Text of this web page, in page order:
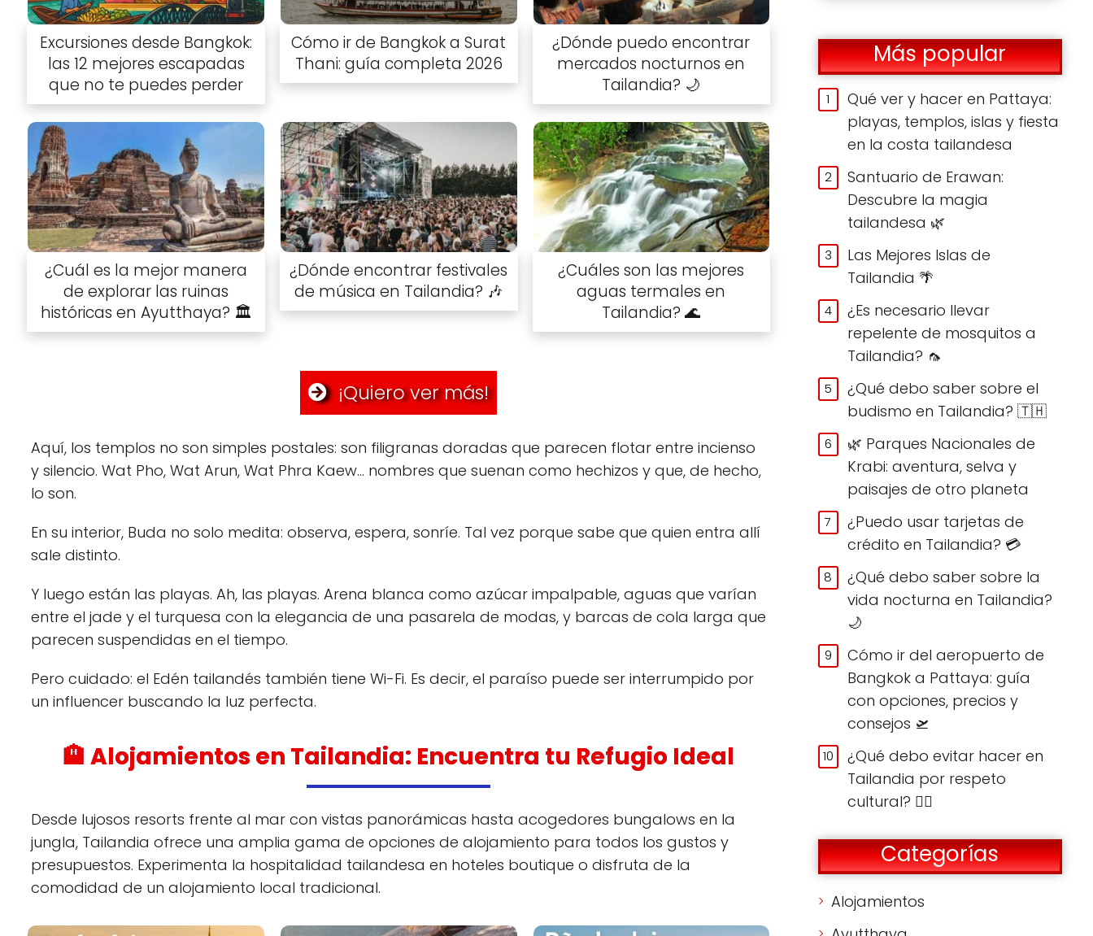
Excursiones desde Bangkok:
las 12 mejores escapadas
que no te puedes perder
Cómo ir de Bangkok a Surat
Thani: guía completa 2026
¿Dónde puedo encontrar
mercados nocturnos en
Tailandia? 🌙
¿Cuál es la mejor manera
de explorar las ruinas
históricas en Ayutthaya? 🏛️
¿Dónde encontrar festivales
de música en Tailandia? 🎶
¿Cuáles son las mejores
aguas termales en
Tailandia? 🌊
¡Quiero ver más!
Aquí, los templos no son simples postales: son filigranas doradas que parecen flotar entre incienso
y silencio. Wat Pho, Wat Arun, Wat Phra Kaew… nombres que suenan como hechizos y que, de hecho,
lo son.
En su interior, Buda no solo medita: observa, espera, sonríe. Tal vez porque sabe que quien entra allí
sale distinto.
Y luego están las playas. Ah, las playas. Arena blanca como azúcar impalpable, aguas que varían
entre el jade y el turquesa con la elegancia de una pasarela de modas, y barcas de cola larga que
parecen suspendidas en el tiempo.
Pero cuidado: el Edén tailandés también tiene Wi-Fi. Es decir, el paraíso puede ser interrumpido por
un influencer buscando la luz perfecta.
🏨 Alojamientos en Tailandia: Encuentra tu Refugio Ideal
Desde lujosos resorts frente al mar con vistas panorámicas hasta acogedores bungalows en la
jungla, Tailandia ofrece una amplia gama de opciones de alojamiento para todos los gustos y
presupuestos. Experimenta la hospitalidad tailandesa en hoteles boutique o disfruta de la
comodidad de un alojamiento local tradicional.
Más popular
Qué ver y hacer en Pattaya:
playas, templos, islas y fiesta
en la costa tailandesa
Santuario de Erawan:
Descubre la magia
tailandesa 🌿
Las Mejores Islas de
Tailandia 🌴
¿Es necesario llevar
repelente de mosquitos a
Tailandia? 🦟
¿Qué debo saber sobre el
budismo en Tailandia? 🇹🇭
🌿 Parques Nacionales de
Krabi: aventura, selva y
paisajes de otro planeta
¿Puedo usar tarjetas de
crédito en Tailandia? 💳
¿Qué debo saber sobre la
vida nocturna en Tailandia?
🌙
Cómo ir del aeropuerto de
Bangkok a Pattaya: guía
con opciones, precios y
consejos 🛫
¿Qué debo evitar hacer en
Tailandia por respeto
cultural? 🙅‍♀️
Categorías
Alojamientos